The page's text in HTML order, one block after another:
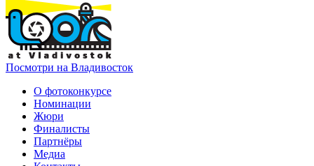
Посмотри на Владивосток
О фотоконкурсе
Номинации
Жюри
Финалисты
Партнёры
Медиа